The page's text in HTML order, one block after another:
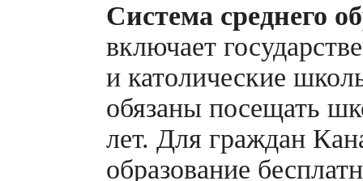
Система среднего
включает
и католические
обязаны посещать
лет. Для граждан
образование